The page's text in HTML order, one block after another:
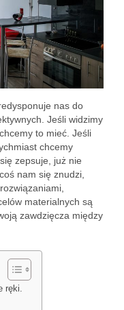
nas do
Jeśli widzimy
to mieć. Jeśli
chcemy
zepsuje, już nie
nam się znudzi,
materialnych są
zawdzięcza między
ręki.